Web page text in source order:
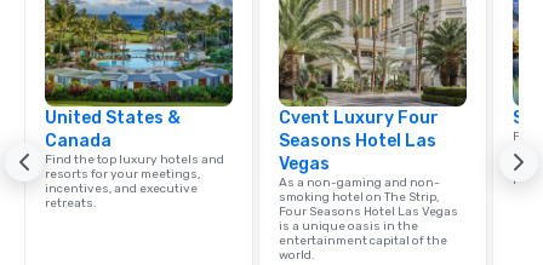
Las Vegas, Chicago,
New Orleans, we
local expertise, and
ground support to
life.
United States &
Canada
Find the top luxury hotels and
resorts for your meetings,
incentives, and executive
retreats.
Cvent Luxury Four
Seasons Hotel Las
Vegas
As a non-gaming and non-
smoking hotel on The Strip,
Four Seasons Hotel Las Vegas
is a unique oasis in the
entertainment capital of the
world.